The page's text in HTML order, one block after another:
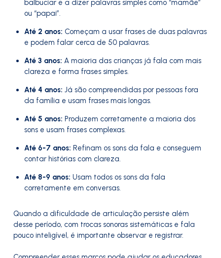
balbuciar e a dizer palavras simples como “mamãe”
ou “papai”.
Até 2 anos: Começam a usar frases de duas palavras
e podem falar cerca de 50 palavras.
Até 3 anos: A maioria das crianças já fala com mais
clareza e forma frases simples.
Até 4 anos: Já são compreendidas por pessoas fora
da família e usam frases mais longas.
Até 5 anos: Produzem corretamente a maioria dos
sons e usam frases complexas.
Até 6-7 anos: Refinam os sons da fala e conseguem
contar histórias com clareza.
Até 8-9 anos: Usam todos os sons da fala
corretamente em conversas.
Quando a dificuldade de articulação persiste além
desse período, com trocas sonoras sistemáticas e fala
pouco inteligível, é importante observar e registrar.